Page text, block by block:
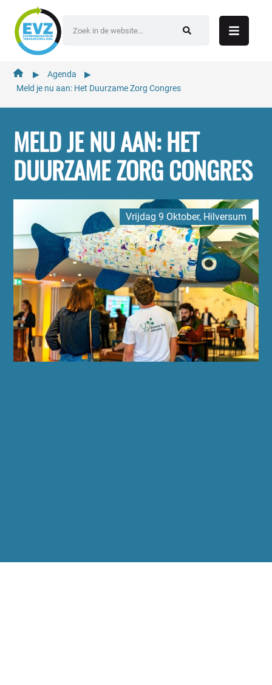
inhoud
▶︎ Agenda
▶︎
Meld je nu aan: Het Duurzame Zorg Congres
MELD JE NU AAN: HET
DUURZAME ZORG CONGRES
Vrijdag 9 Oktober, Hilversum